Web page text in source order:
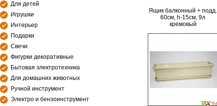
Для детей
Игрушки
Интерьер
Подарки
Свечи
Фигурки декоративные
Бытовая электротехника
Для домашних животных
Ручной инструмент
Электро и бензоинструмент
Ящик балконный + подд.
60см, h-15см, 9л
кремовый